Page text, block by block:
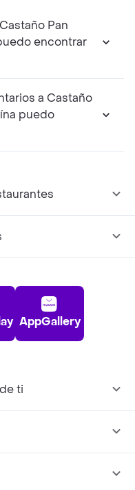
Pan
encontrar
a Castaño
puedo
AppGallery
ti